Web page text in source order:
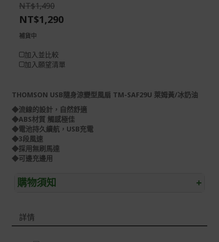
images
gallery
the
images
THOMSON USB隨身涼變型風扇 TM-SAF29U 萊姆黃/冰奶油
◆流線的設計，自然舒適
◆ABS材質 觸感極佳
◆電池持久續航，USB充電
◆3段風速
◆採用無刷馬達
◆可邊充邊用
購物須知 +
本網站消費者享有商品到貨七天鑑賞期之權益(鑑賞期並非
NT$1,490
NT$1,290
補貨中
加入並比較
加入願望清單
詳情